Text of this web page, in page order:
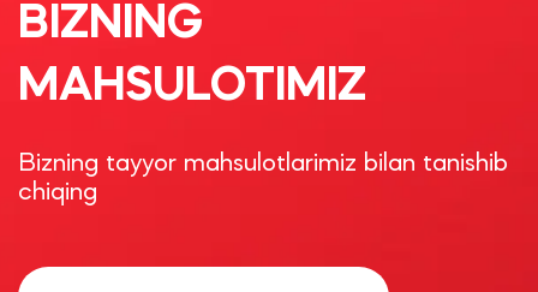
BIZNING
MAHSULOTIMIZ
Bizning tayyor mahsulotlarimiz bilan tanishib
chiqing